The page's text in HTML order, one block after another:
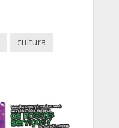
cultura